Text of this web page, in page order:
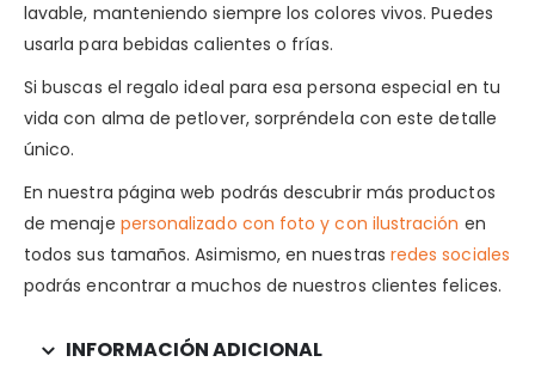
lavable, manteniendo siempre los colores vivos. Puedes
usarla para bebidas calientes o frías.
Si buscas el regalo ideal para esa persona especial en tu
vida con alma de petlover, sorpréndela con este detalle
único.
En nuestra página web podrás descubrir más productos
de menaje personalizado con foto y con ilustración en
todos sus tamaños. Asimismo, en nuestras redes sociales
podrás encontrar a muchos de nuestros clientes felices.
INFORMACIÓN ADICIONAL